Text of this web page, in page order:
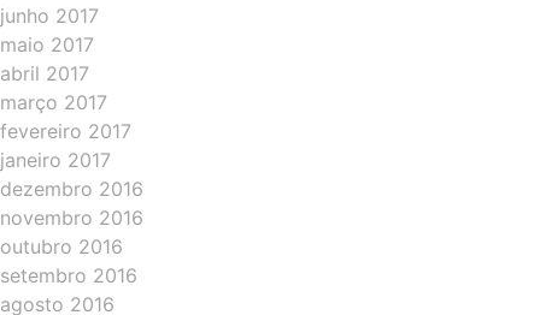
junho 2017
maio 2017
abril 2017
março 2017
fevereiro 2017
janeiro 2017
dezembro 2016
novembro 2016
outubro 2016
setembro 2016
agosto 2016